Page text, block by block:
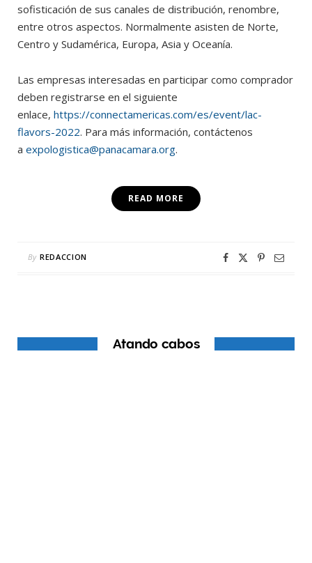
sofisticación de sus canales de distribución, renombre,
entre otros aspectos. Normalmente asisten de Norte,
Centro y Sudamérica, Europa, Asia y Oceanía.
Las empresas interesadas en participar como comprador
deben registrarse en el siguiente
enlace, https://connectamericas.com/es/event/lac-
flavors-2022. Para más información, contáctenos
a expologistica@panacamara.org.
READ MORE
By REDACCION
Atando cabos